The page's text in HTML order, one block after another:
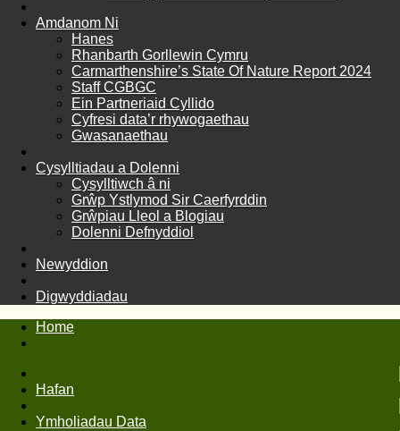
Amdanom Ni
Hanes
Rhanbarth Gorllewin Cymru
Carmarthenshire’s State Of Nature Report 2024
Staff CGBGC
Ein Partneriaid Cyllido
Cyfresi data’r rhywogaethau
Gwasanaethau
Cysylltiadau a Dolenni
Cysylltiwch â ni
Grŵp Ystlymod Sir Caerfyrddin
Grŵpiau Lleol a Blogiau
Dolenni Defnyddiol
Newyddion
Digwyddiadau
Home
Hafan
Ymholiadau Data